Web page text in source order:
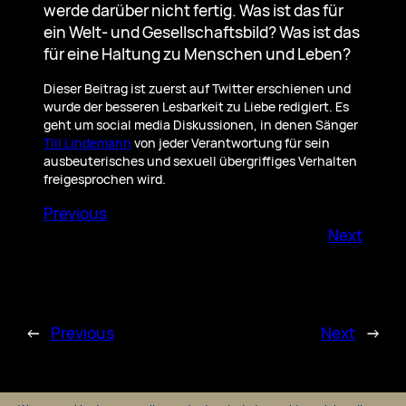
werde darüber nicht fertig. Was ist das für
ein Welt- und Gesellschaftsbild? Was ist das
für eine Haltung zu Menschen und Leben?
Dieser Beitrag ist zuerst auf Twitter erschienen und
wurde der besseren Lesbarkeit zu Liebe redigiert. Es
geht um social media Diskussionen, in denen Sänger
Till Lindemann von jeder Verantwortung für sein
ausbeuterisches und sexuell übergriffiges Verhalten
freigesprochen wird.
Previous
Next
← Previous Next →